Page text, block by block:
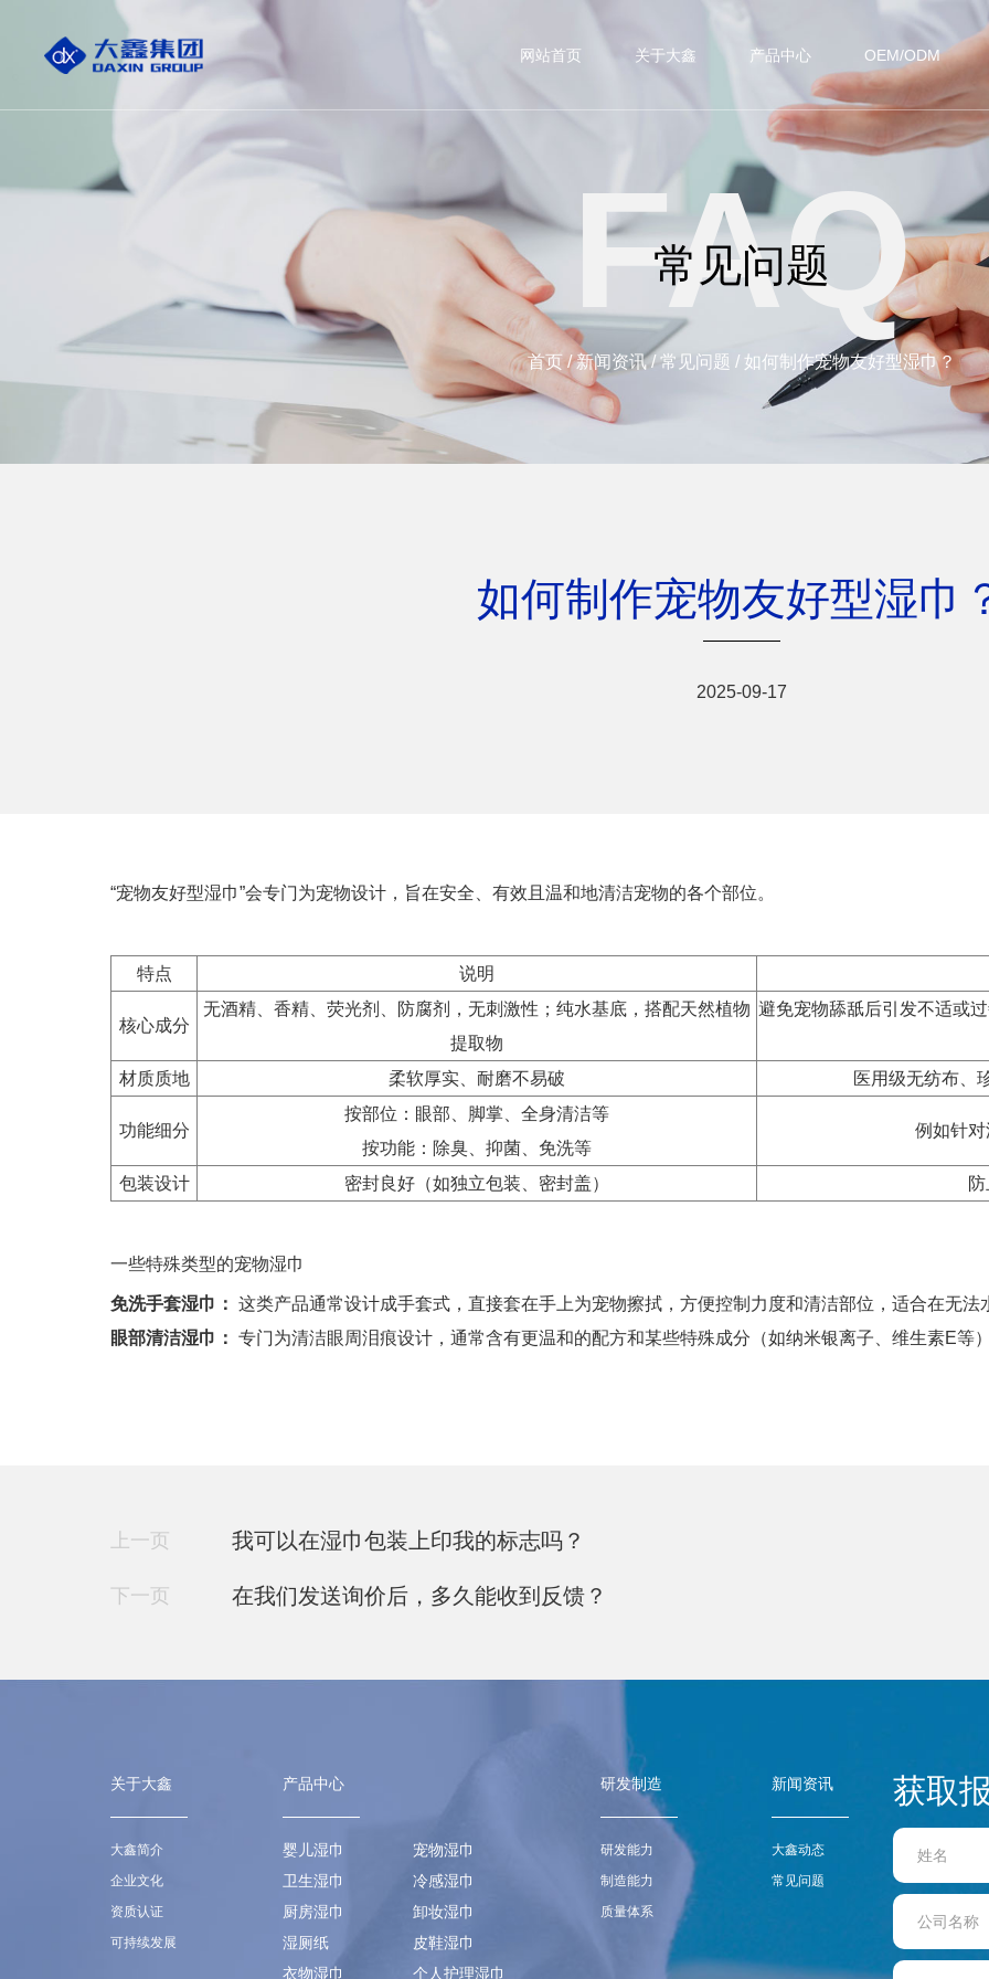
网站首页 关于大鑫 产品中心 OEM/ODM
FAQ
常见问题
首页 / 新闻资讯 / 常见问题 / 如何制作宠物友好型湿巾？
如何制作宠物友好型湿巾
2025-09-17
“宠物友好型湿巾”会专门为宠物设计，旨在安全、有效且温和地清洁宠物的各个部位。
特点 说明
核心成分
无酒精、香精、荧光剂、防腐剂，无刺激性；纯水基底，搭配天然植物
提取物
避免宠物舔舐后引发不适或
材质质地 柔软厚实、耐磨不易破 医用级无纺布、
功能细分
按部位：眼部、脚掌、全身清洁等
按功能：除臭、抑菌、免洗等
例如针
包装设计 密封良好（如独立包装、密封盖）
一些特殊类型的宠物湿巾
免洗手套湿巾： 这类产品通常设计成手套式，直接套在手上为宠物擦拭，方便控制力度和清洁部位，适合在无法
眼部清洁湿巾： 专门为清洁眼周泪痕设计，通常含有更温和的配方和某些特殊成分（如纳米银离子、维生素E等
上一页 我可以在湿巾包装上印我的标志吗？
下一页 在我们发送询价后，多久能收到反馈？
关于大鑫
大鑫简介
企业文化
资质认证
可持续发展
产品中心
婴儿湿巾
卫生湿巾
厨房湿巾
湿厕纸
衣物湿巾
宠物湿巾
冷感湿巾
卸妆湿巾
皮鞋湿巾
个人护理湿巾
研发制造
研发能力
制造能力
质量体系
新闻资讯
大鑫动态
常见问题
获取